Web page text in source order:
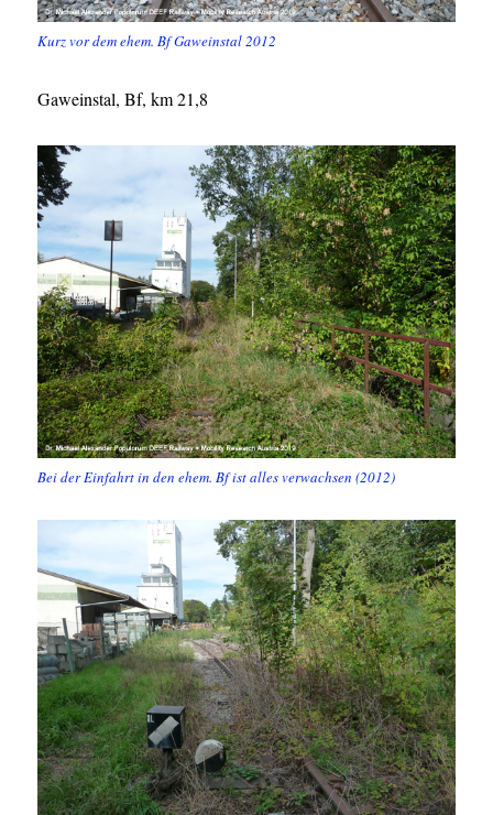
Kurz vor dem ehem. Bf Gaweinstal 2012
Gaweinstal, Bf, km 21,8
Bei der Einfahrt in den ehem. Bf ist alles verwachsen (2012)